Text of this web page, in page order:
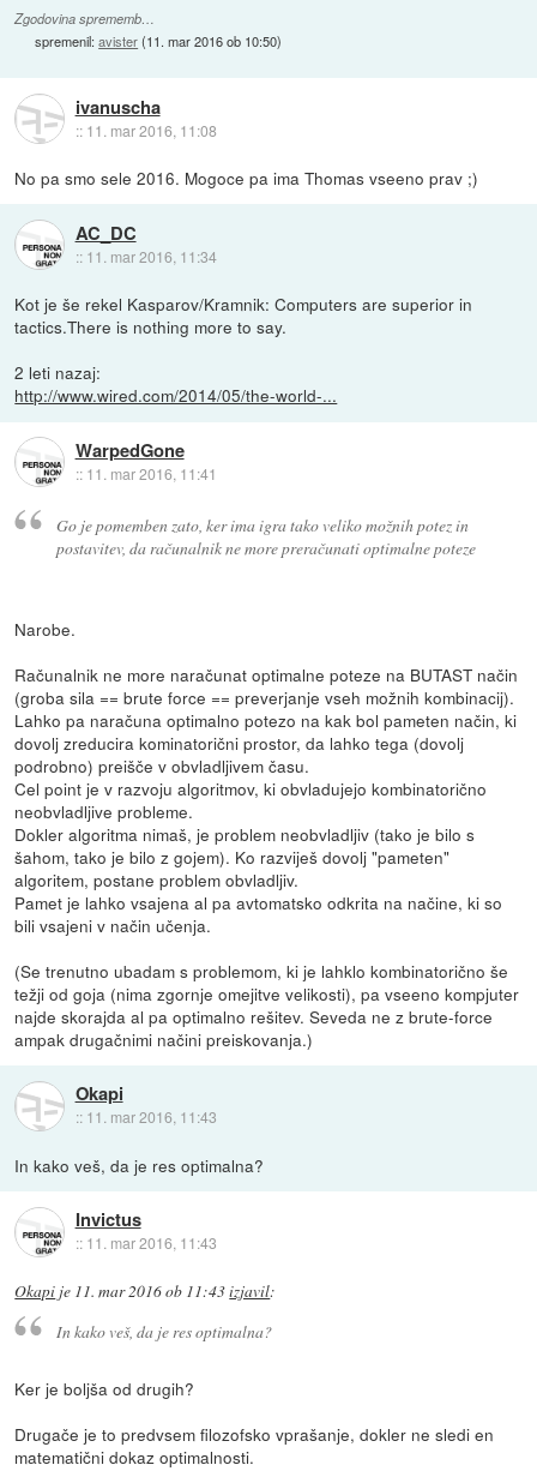
Zgodovina sprememb…
spremenil:avister(11. mar 2016 ob 10:50)
ivanuscha
:: 11. mar 2016, 11:08
No pa smo sele 2016. Mogoce pa ima Thomas vseeno prav ;)
AC_DC
:: 11. mar 2016, 11:34
Kot je še rekel Kasparov/Kramnik: Computers are superior in
tactics.There is nothing more to say.
2 leti nazaj:
http://www.wired.com/2014/05/the-world-...
WarpedGone
:: 11. mar 2016, 11:41
Go je pomemben zato, ker ima igra tako veliko možnih potez in
postavitev, da računalnik ne more preračunati optimalne poteze
Narobe.
Računalnik ne more naračunat optimalne poteze na BUTAST način
(groba sila == brute force == preverjanje vseh možnih kombinacij).
Lahko pa naračuna optimalno potezo na kak bol pameten način, ki
dovolj zreducira kominatorični prostor, da lahko tega (dovolj
podrobno) preišče v obvladljivem času.
Cel point je v razvoju algoritmov, ki obvladujejo kombinatorično
neobvladljive probleme.
Dokler algoritma nimaš, je problem neobvladljiv (tako je bilo s
šahom, tako je bilo z gojem). Ko razviješ dovolj "pameten"
algoritem, postane problem obvladljiv.
Pamet je lahko vsajena al pa avtomatsko odkrita na načine, ki so
bili vsajeni v način učenja.
(Se trenutno ubadam s problemom, ki je lahklo kombinatorično še
težji od goja (nima zgornje omejitve velikosti), pa vseeno kompjuter
najde skorajda al pa optimalno rešitev. Seveda ne z brute-force
ampak drugačnimi načini preiskovanja.)
Okapi
:: 11. mar 2016, 11:43
In kako veš, da je res optimalna?
Invictus
:: 11. mar 2016, 11:43
Okapi je 11. mar 2016 ob 11:43izjavil:
In kako veš, da je res optimalna?
Ker je boljša od drugih?
Drugače je to predvsem filozofsko vprašanje, dokler ne sledi en
matematični dokaz optimalnosti.